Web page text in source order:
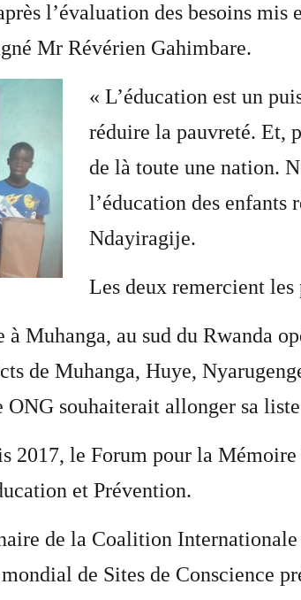
l’évaluation des besoins
Mr Révérien Gahimbare.
« L’éducation est un
réduire la pauvreté. Et,
de là toute une nation.
l’éducation des enfants
Ndayiragije.
Les deux remercient
à Muhanga, au sud du Rwanda
de Muhanga, Huye,
souhaiterait allonger sa
2017, le Forum pour la
et Prévention.
de la Coalition
de Sites de Conscience